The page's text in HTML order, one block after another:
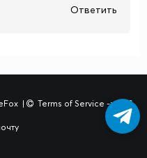
Ответить
| Terms of Service -> TOS